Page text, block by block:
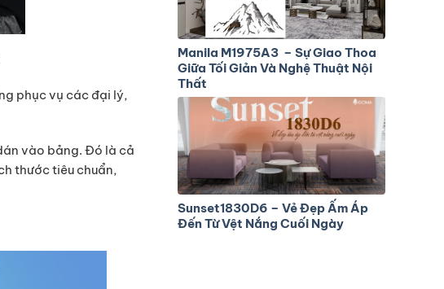
phục vụ các đại lý,
vào bảng. Đó là cả
thước tiêu chuẩn,
Manila M1975A3 – Sự Giao Thoa
Giữa Tối Giản Và Nghệ Thuật Nội
Thất
Sunset1830D6 – Vẻ Đẹp Ấm Áp
Đến Từ Vệt Nắng Cuối Ngày